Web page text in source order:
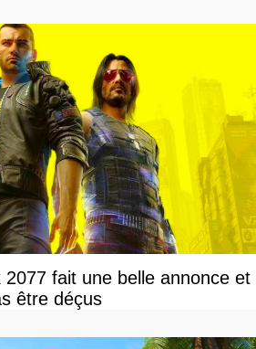
2077 fait une belle annonce et
être déçus